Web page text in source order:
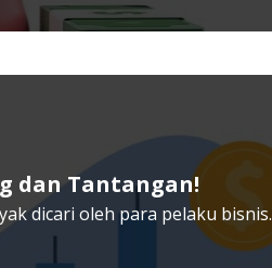
dan Tantangan!
dicari oleh para pelaku bisnis.